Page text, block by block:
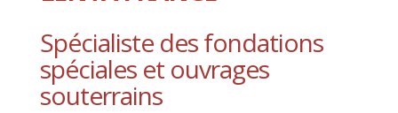
Spécialiste des fondations
spéciales et ouvrages
souterrains